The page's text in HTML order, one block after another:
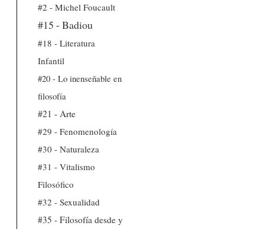
#2 - Michel Foucault
#15 - Badiou
#18 - Literatura
Infantil
#20 - Lo inenseñable en
filosofía
#21 - Arte
#29 - Fenomenología
#30 - Naturaleza
#31 - Vitalismo
Filosófico
#32 - Sexualidad
#35 - Filosofía desde y